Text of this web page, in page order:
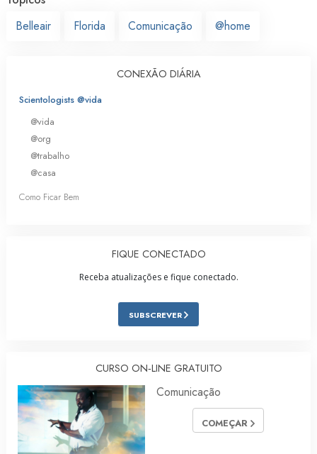
Belleair
Florida Comunicação @home
CONEXÃO DIÁRIA
Scientologists @vida
@vida
@org
@trabalho
@casa
Como Ficar Bem
FIQUE CONECTADO
Receba atualizações e fique conectado.
SUBSCREVER
CURSO ON‑LINE GRATUITO
Comunicação
COMEÇAR